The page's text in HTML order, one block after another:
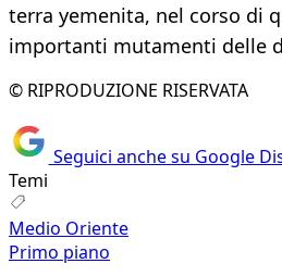
terra yemenita, nel corso di
importanti mutamenti delle
© RIPRODUZIONE RISERVATA
Seguici anche su Google
Temi
Medio Oriente
Primo piano